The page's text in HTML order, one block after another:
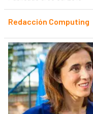
Redacción Computing